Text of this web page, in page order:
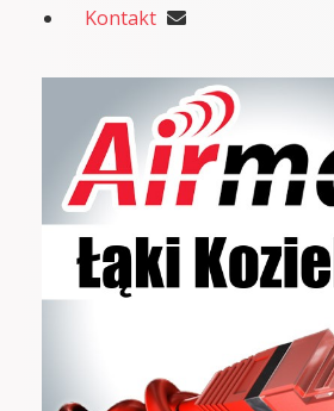
Kontakt